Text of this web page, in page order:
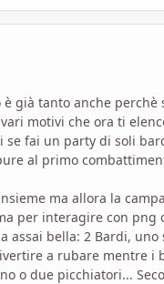
già tanto anche
motivi che ora ti
fai un party di soli
al primo
ma allora la
per interagire con png
assai bella: 2 Bardi,
a rubare mentre
o due picchiatori...